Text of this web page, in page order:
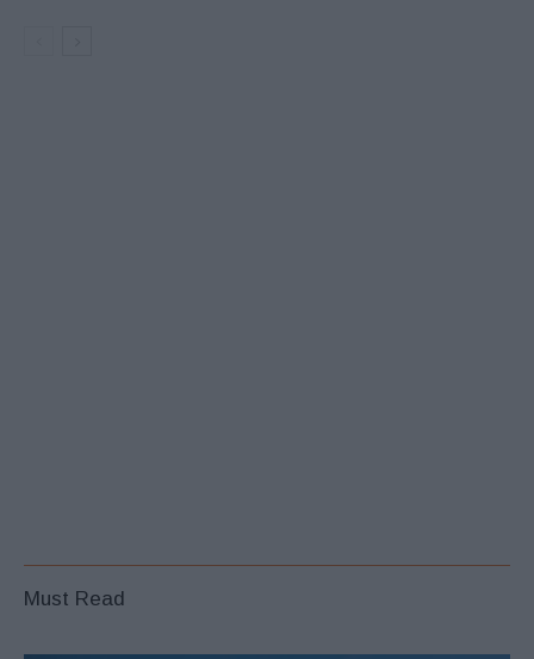
Must Read